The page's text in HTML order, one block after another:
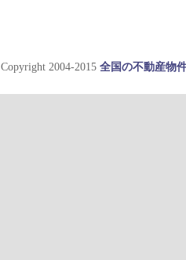
Copyright 2004-2015 全国の不動産物